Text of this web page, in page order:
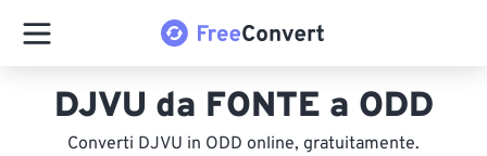
DJVU da FONTE a ODD
Converti DJVU in ODD online, gratuitamente.